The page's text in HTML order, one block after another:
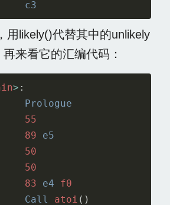
c3
用likely()代替其中的unlikely
来看它的汇编代码：
> :
Prologue
55
89 e5
50
50
83 e4 f0
Call atoi ()